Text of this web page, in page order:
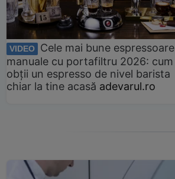
VIDEO
Cele mai bune espressoare
manuale cu portafiltru 2026: cum
obții un espresso de nivel barista
chiar la tine acasă adevarul.ro